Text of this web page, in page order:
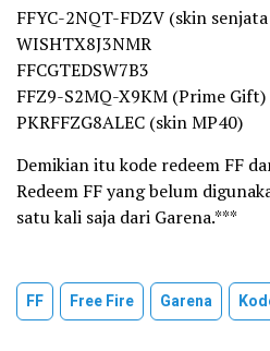
FFYC-2NQT-FDZV (skin senjata
WISHTX8J3NMR
FFCGTEDSW7B3
FFZ9-S2MQ-X9KM (Prime Gift)
PKRFFZG8ALEC (skin MP40)
Demikian itu kode redeem FF
Redeem FF yang belum
satu kali saja dari Garena.***
FF Free Fire Garena